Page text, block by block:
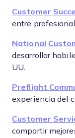
Customer
entre
National
desarrollar
UU.
Preflight
experiencia del
Customer
compartir